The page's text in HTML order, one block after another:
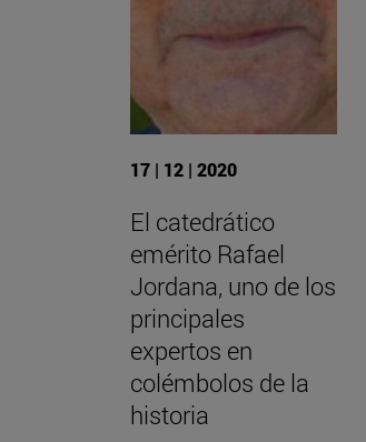
17 | 12 | 2020
El catedrático
emérito Rafael
Jordana, uno de los
principales
expertos en
colémbolos de la
historia